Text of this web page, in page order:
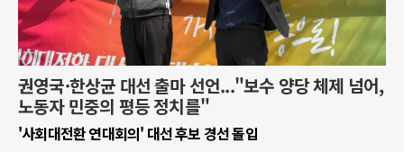
권영국·한상균 대선 출마 선언..."보수 양당 체제 넘어,
노동자 민중의 평등 정치를"
'사회대전환 연대회의' 대선 후보 경선 돌입